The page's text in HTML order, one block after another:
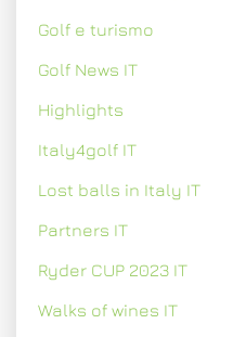
Golf e turismo
Golf News IT
Highlights
Italy4golf IT
Lost balls in Italy IT
Partners IT
Ryder CUP 2023 IT
Walks of wines IT